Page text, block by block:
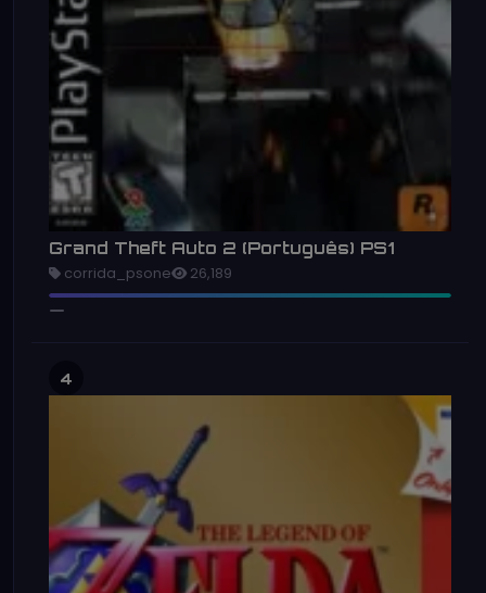
Grand Theft Auto 2 (Português) PS1
corrida_psone 26,189
4